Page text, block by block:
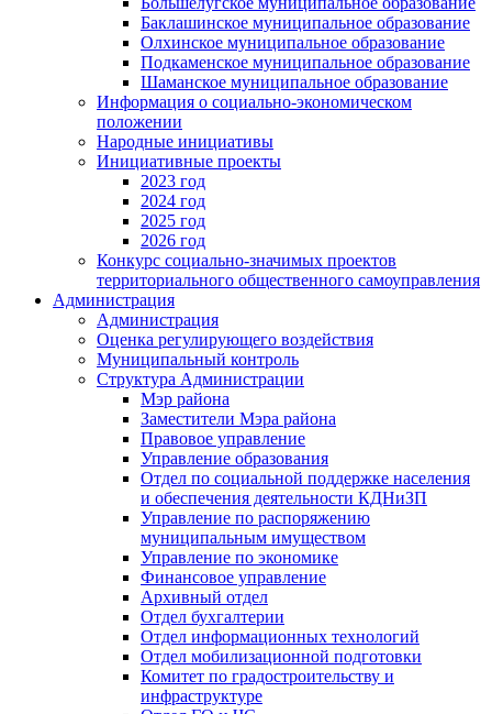
Баклашинское муниципальное образование
Олхинское муниципальное образование
Подкаменское муниципальное образование
Шаманское муниципальное образование
Информация о социально-экономическом
положении
Народные инициативы
Инициативные проекты
2023 год
2024 год
2025 год
2026 год
Конкурс социально-значимых проектов
территориального общественного самоуправления
Администрация
Администрация
Оценка регулирующего воздействия
Муниципальный контроль
Структура Администрации
Мэр района
Заместители Мэра района
Правовое управление
Управление образования
Отдел по социальной поддержке населения
и обеспечения деятельности КДНиЗП
Управление по распоряжению
муниципальным имуществом
Управление по экономике
Финансовое управление
Архивный отдел
Отдел бухгалтерии
Отдел информационных технологий
Отдел мобилизационной подготовки
Комитет по градостроительству и
инфраструктуре